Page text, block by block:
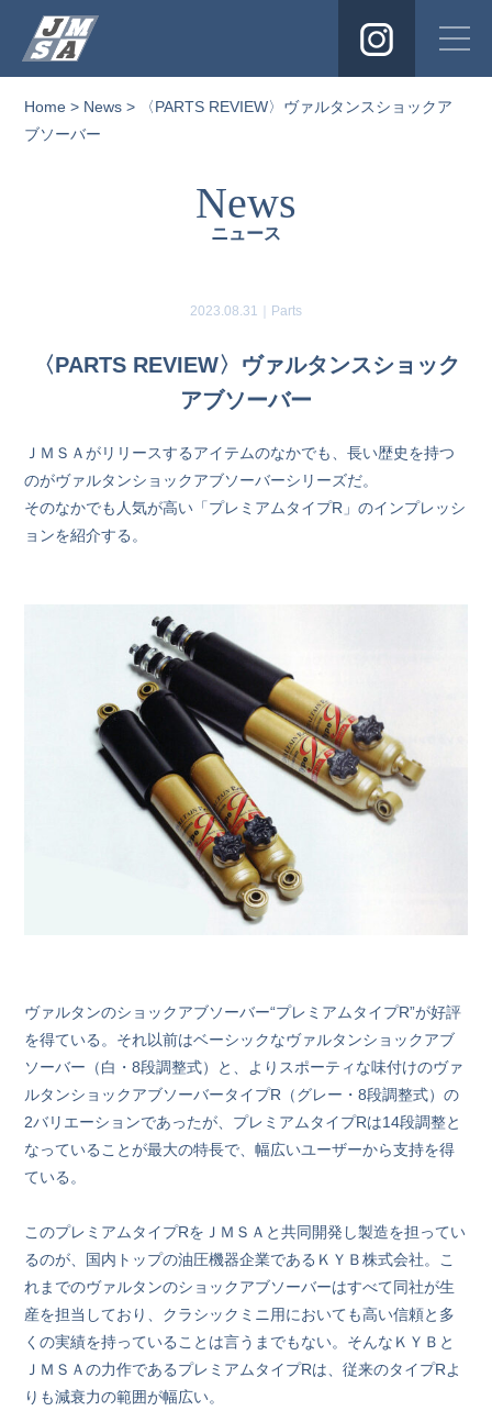
Home > News > 〈PARTS REVIEW〉ヴァルタンスショックア
ブソーバー
News
ニュース
2023.08.31｜ Parts
〈PARTS REVIEW〉ヴァルタンスショック
アブソーバー
ＪＭＳＡがリリースするアイテムのなかでも、長い歴史を持つ
のがヴァルタンショックアブソーバーシリーズだ。
そのなかでも人気が高い「プレミアムタイプR」のインプレッシ
ョンを紹介する。
ヴァルタンのショックアブソーバー“プレミアムタイプR”が好評
を得ている。それ以前はベーシックなヴァルタンショックアブ
ソーバー（白・8段調整式）と、よりスポーティな味付けのヴァ
ルタンショックアブソーバータイプR（グレー・8段調整式）の
2バリエーションであったが、プレミアムタイプRは14段調整と
なっていることが最大の特長で、幅広いユーザーから支持を得
ている。
このプレミアムタイプRをＪＭＳＡと共同開発し製造を担ってい
るのが、国内トップの油圧機器企業であるＫＹＢ株式会社。こ
れまでのヴァルタンのショックアブソーバーはすべて同社が生
産を担当しており、クラシックミニ用においても高い信頼と多
くの実績を持っていることは言うまでもない。そんなＫＹＢと
ＪＭＳＡの力作であるプレミアムタイプRは、従来のタイプRよ
りも減衰力の範囲が幅広い。